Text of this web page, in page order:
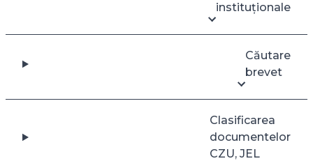
instituționale
Căutare
brevet
Clasificarea
documentelor
CZU, JEL